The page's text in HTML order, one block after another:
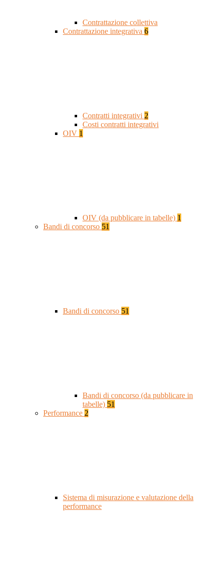
Contrattazione collettiva
Contrattazione integrativa 6
Contratti integrativi 2
Costi contratti integrativi
OIV 1
OIV (da pubblicare in tabelle) 1
Bandi di concorso 51
Bandi di concorso 51
Bandi di concorso (da pubblicare in
tabelle) 51
Performance 2
Sistema di misurazione e valutazione della
performance